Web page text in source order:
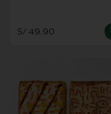
S/ 49.90